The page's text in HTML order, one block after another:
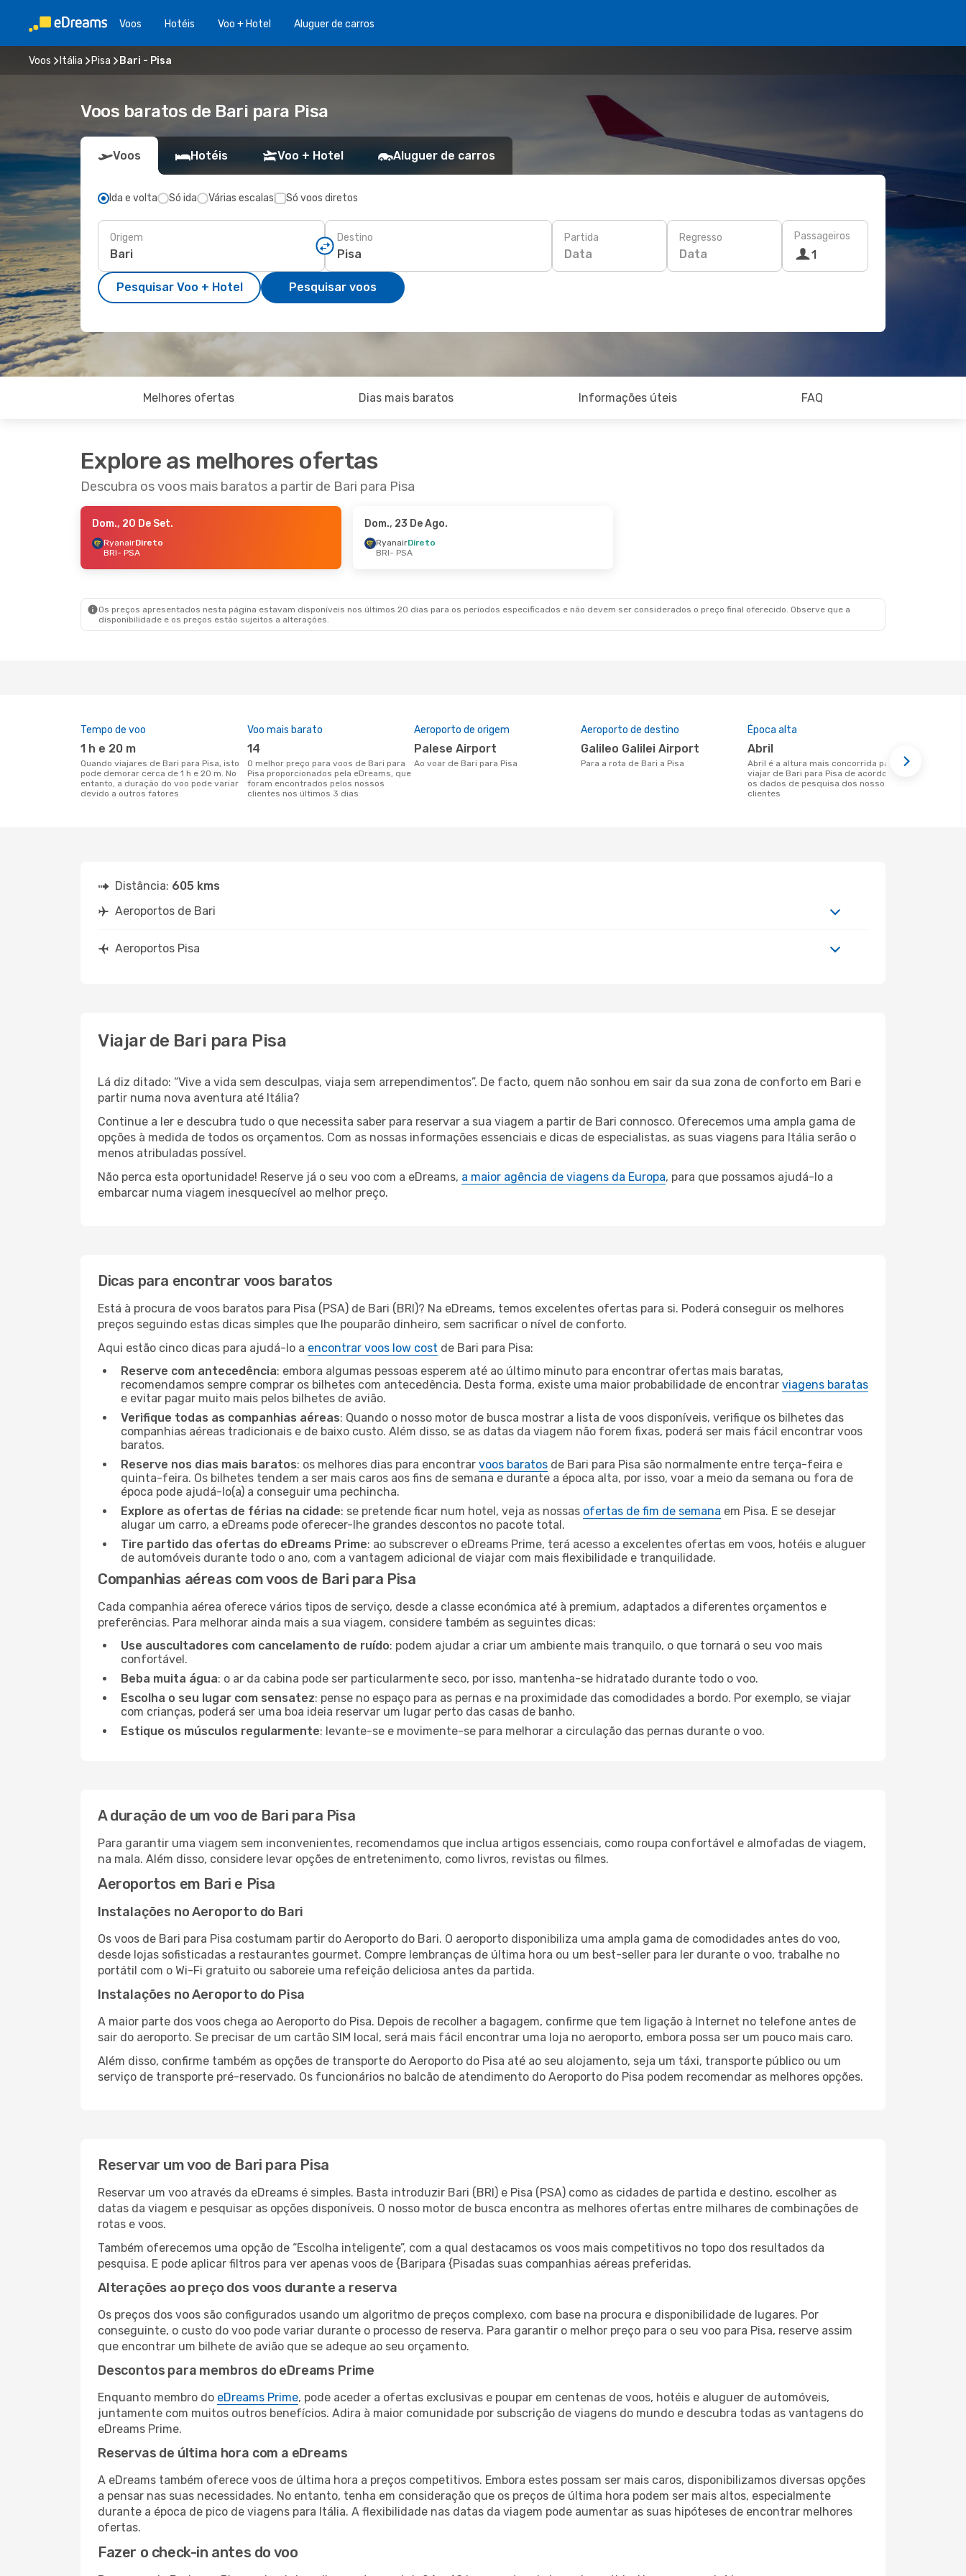
Voos Hotéis Voo + Hotel Aluguer de carros
Voos Itália Pisa Bari - Pisa
Voos baratos de Bari para Pisa
Voos Hotéis Voo + Hotel Aluguer de carros
Ida e volta Só ida Várias escalas Só voos diretos
Origem Destino Partida
Data
Regresso
Data
Passageiros
1
Pesquisar Voo + Hotel Pesquisar voos
Melhores ofertas Dias mais baratos Informações úteis FAQ
Explore as melhores ofertas
Descubra os voos mais baratos a partir de Bari para Pisa
Dom., 20 De Set.
RyanairDireto
BRI- PSA
Dom., 23 De Ago.
RyanairDireto
BRI- PSA
Os preços apresentados nesta página estavam disponíveis nos últimos 20 dias para os períodos especificados e não devem ser considerados o preço final oferecido. Observe que a
disponibilidade e os preços estão sujeitos a alterações.
Tempo de voo
1 h e 20 m
Quando viajares de Bari para Pisa, isto
pode demorar cerca de 1 h e 20 m. No
entanto, a duração do voo pode variar
devido a outros fatores
Voo mais barato
14
O melhor preço para voos de Bari para
Pisa proporcionados pela eDreams, que
foram encontrados pelos nossos
clientes nos últimos 3 dias
Aeroporto de origem
Palese Airport
Ao voar de Bari para Pisa
Aeroporto de destino
Galileo Galilei Airport
Para a rota de Bari a Pisa
Época alta
abril
abril é a altura mais concorrida para
viajar de Bari para Pisa de acordo com
os dados de pesquisa dos nossos
clientes
Distância: 605 kms
Aeroportos de Bari
Aeroportos Pisa
Viajar de Bari para Pisa
Lá diz ditado: “Vive a vida sem desculpas, viaja sem arrependimentos”. De facto, quem não sonhou em sair da sua zona de conforto em Bari e
partir numa nova aventura até Itália?
Continue a ler e descubra tudo o que necessita saber para reservar a sua viagem a partir de Bari connosco. Oferecemos uma ampla gama de
opções à medida de todos os orçamentos. Com as nossas informações essenciais e dicas de especialistas, as suas viagens para Itália serão o
menos atribuladas possível.
Não perca esta oportunidade! Reserve já o seu voo com a eDreams, a maior agência de viagens da Europa, para que possamos ajudá-lo a
embarcar numa viagem inesquecível ao melhor preço.
Dicas para encontrar voos baratos
Está à procura de voos baratos para Pisa (PSA) de Bari (BRI)? Na eDreams, temos excelentes ofertas para si. Poderá conseguir os melhores
preços seguindo estas dicas simples que lhe pouparão dinheiro, sem sacrificar o nível de conforto.
Aqui estão cinco dicas para ajudá-lo a encontrar voos low cost de Bari para Pisa:
Reserve com antecedência: embora algumas pessoas esperem até ao último minuto para encontrar ofertas mais baratas,
recomendamos sempre comprar os bilhetes com antecedência. Desta forma, existe uma maior probabilidade de encontrar viagens baratas
e evitar pagar muito mais pelos bilhetes de avião.
Verifique todas as companhias aéreas: Quando o nosso motor de busca mostrar a lista de voos disponíveis, verifique os bilhetes das
companhias aéreas tradicionais e de baixo custo. Além disso, se as datas da viagem não forem fixas, poderá ser mais fácil encontrar voos
baratos.
Reserve nos dias mais baratos: os melhores dias para encontrar voos baratos de Bari para Pisa são normalmente entre terça-feira e
quinta-feira. Os bilhetes tendem a ser mais caros aos fins de semana e durante a época alta, por isso, voar a meio da semana ou fora de
época pode ajudá-lo(a) a conseguir uma pechincha.
Explore as ofertas de férias na cidade: se pretende ficar num hotel, veja as nossas ofertas de fim de semana em Pisa. E se desejar
alugar um carro, a eDreams pode oferecer-lhe grandes descontos no pacote total.
Tire partido das ofertas do eDreams Prime: ao subscrever o eDreams Prime, terá acesso a excelentes ofertas em voos, hotéis e aluguer
de automóveis durante todo o ano, com a vantagem adicional de viajar com mais flexibilidade e tranquilidade.
Companhias aéreas com voos de Bari para Pisa
Cada companhia aérea oferece vários tipos de serviço, desde a classe económica até à premium, adaptados a diferentes orçamentos e
preferências. Para melhorar ainda mais a sua viagem, considere também as seguintes dicas:
Use auscultadores com cancelamento de ruído: podem ajudar a criar um ambiente mais tranquilo, o que tornará o seu voo mais
confortável.
Beba muita água: o ar da cabina pode ser particularmente seco, por isso, mantenha-se hidratado durante todo o voo.
Escolha o seu lugar com sensatez: pense no espaço para as pernas e na proximidade das comodidades a bordo. Por exemplo, se viajar
com crianças, poderá ser uma boa ideia reservar um lugar perto das casas de banho.
Estique os músculos regularmente: levante-se e movimente-se para melhorar a circulação das pernas durante o voo.
A duração de um voo de Bari para Pisa
Para garantir uma viagem sem inconvenientes, recomendamos que inclua artigos essenciais, como roupa confortável e almofadas de viagem,
na mala. Além disso, considere levar opções de entretenimento, como livros, revistas ou filmes.
Aeroportos em Bari e Pisa
Instalações no Aeroporto do Bari
Os voos de Bari para Pisa costumam partir do Aeroporto do Bari. O aeroporto disponibiliza uma ampla gama de comodidades antes do voo,
desde lojas sofisticadas a restaurantes gourmet. Compre lembranças de última hora ou um best-seller para ler durante o voo, trabalhe no
portátil com o Wi-Fi gratuito ou saboreie uma refeição deliciosa antes da partida.
Instalações no Aeroporto do Pisa
A maior parte dos voos chega ao Aeroporto do Pisa. Depois de recolher a bagagem, confirme que tem ligação à Internet no telefone antes de
sair do aeroporto. Se precisar de um cartão SIM local, será mais fácil encontrar uma loja no aeroporto, embora possa ser um pouco mais caro.
Além disso, confirme também as opções de transporte do Aeroporto do Pisa até ao seu alojamento, seja um táxi, transporte público ou um
serviço de transporte pré-reservado. Os funcionários no balcão de atendimento do Aeroporto do Pisa podem recomendar as melhores opções.
Reservar um voo de Bari para Pisa
Reservar um voo através da eDreams é simples. Basta introduzir Bari (BRI) e Pisa (PSA) como as cidades de partida e destino, escolher as
datas da viagem e pesquisar as opções disponíveis. O nosso motor de busca encontra as melhores ofertas entre milhares de combinações de
rotas e voos.
Também oferecemos uma opção de “Escolha inteligente”, com a qual destacamos os voos mais competitivos no topo dos resultados da
pesquisa. E pode aplicar filtros para ver apenas voos de {Baripara {Pisadas suas companhias aéreas preferidas.
Alterações ao preço dos voos durante a reserva
Os preços dos voos são configurados usando um algoritmo de preços complexo, com base na procura e disponibilidade de lugares. Por
conseguinte, o custo do voo pode variar durante o processo de reserva. Para garantir o melhor preço para o seu voo para Pisa, reserve assim
que encontrar um bilhete de avião que se adeque ao seu orçamento.
Descontos para membros do eDreams Prime
Enquanto membro do eDreams Prime, pode aceder a ofertas exclusivas e poupar em centenas de voos, hotéis e aluguer de automóveis,
juntamente com muitos outros benefícios. Adira à maior comunidade por subscrição de viagens do mundo e descubra todas as vantagens do
eDreams Prime.
Reservas de última hora com a eDreams
A eDreams também oferece voos de última hora a preços competitivos. Embora estes possam ser mais caros, disponibilizamos diversas opções
a pensar nas suas necessidades. No entanto, tenha em consideração que os preços de última hora podem ser mais altos, especialmente
durante a época de pico de viagens para Itália. A flexibilidade nas datas da viagem pode aumentar as suas hipóteses de encontrar melhores
ofertas.
Fazer o check-in antes do voo